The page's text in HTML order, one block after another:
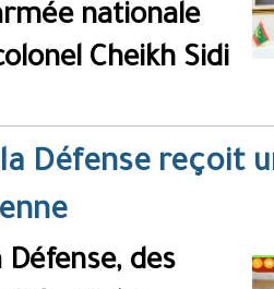
nationale
Cheikh Sidi
Défense reçoit
des